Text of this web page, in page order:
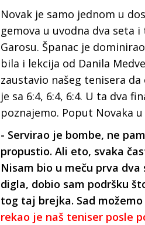
Novak je samo jednom u
gemova u uvodna dva seta
Garosu. Španac je
bila i lekcija od Danila
zaustavio našeg tenisera
je sa 6:4, 6:4, 6:4. U ta dva
poznajemo. Poput Novaka
- Servirao je bombe, ne
propustio. Ali eto, svaka
Nisam bio u meču prva
digla, dobio sam podršku
tog taj brejka. Sad
rekao je naš teniser posle